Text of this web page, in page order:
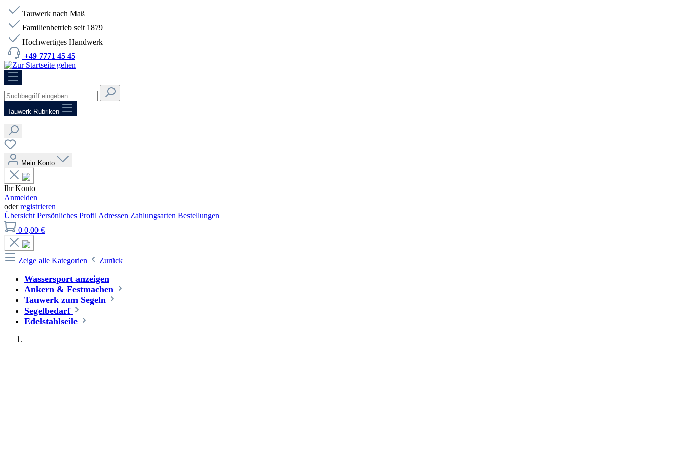
Tauwerk nach Maß
Familienbetrieb seit 1879
Hochwertiges Handwerk
+49 7771 45 45
+49 7771 45 45
Tauwerk Rubriken
Mein Konto
Ihr Konto
Anmelden
oderregistrieren
Übersicht Persönliches Profil Adressen Zahlungsarten Bestellungen
0 0,00 €
Zeige alle Kategorien Zurück
Wassersport anzeigen
Ankern & Festmachen
Tauwerk zum Segeln
Segelbedarf
Edelstahlseile